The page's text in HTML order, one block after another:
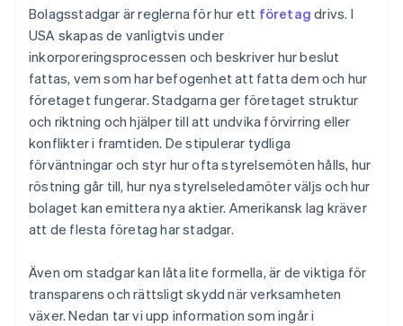
Kontantfritt aktieköp för grundare
Automatisk deklaration för val av skatt enligt 83(b)
Juridiska dokument för företag i världsklass
Ett kostnadsfritt år med Stripe Payments, plus
50 000 USD i partnerkrediter och rabatter
Bolagsstadgar är reglerna för hur ett företag drivs. I
USA skapas de vanligtvis under
inkorporeringsprocessen och beskriver hur beslut
fattas, vem som har befogenhet att fatta dem och hur
företaget fungerar. Stadgarna ger företaget struktur
och riktning och hjälper till att undvika förvirring eller
konflikter i framtiden. De stipulerar tydliga
förväntningar och styr hur ofta styrelsemöten hålls, hur
röstning går till, hur nya styrelseledamöter väljs och hur
bolaget kan emittera nya aktier. Amerikansk lag kräver
att de flesta företag har stadgar.
Även om stadgar kan låta lite formella, är de viktiga för
transparens och rättsligt skydd när verksamheten
växer. Nedan tar vi upp information som ingår i